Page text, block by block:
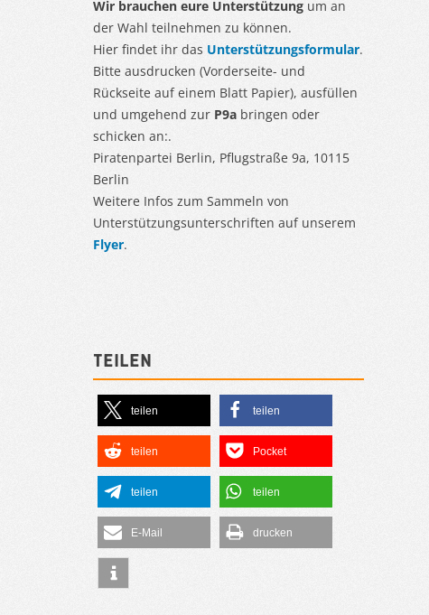
Wir brauchen eure Unterstützung um an
der Wahl teilnehmen zu können.
Hier findet ihr das Unterstützungsformular.
Bitte ausdrucken (Vorderseite- und
Rückseite auf einem Blatt Papier), ausfüllen
und umgehend zur P9a bringen oder
schicken an:.
Piratenpartei Berlin, Pflugstraße 9a, 10115
Berlin
Weitere Infos zum Sammeln von
Unterstützungsunterschriften auf unserem
Flyer.
Teilen
teilen teilen
teilen Pocket
teilen teilen
E-Mail drucken